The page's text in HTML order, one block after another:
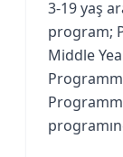
3-19 yaş
program;
Middle